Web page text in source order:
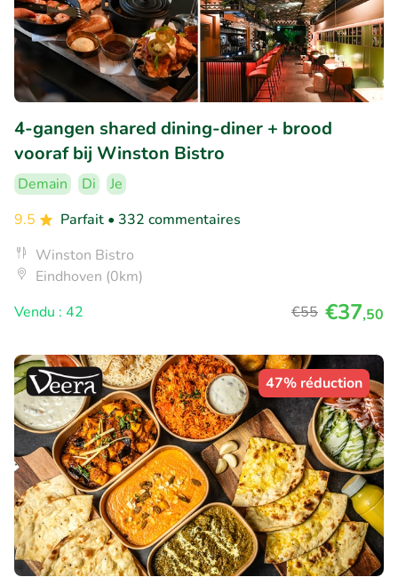
4-gangen shared dining-diner + brood
vooraf bij Winston Bistro
Demain Di
Je
9.5
Parfait • 332 commentaires
Winston Bistro
Eindhoven (0km)
Vendu : 42
€55 €37,50
47% réduction